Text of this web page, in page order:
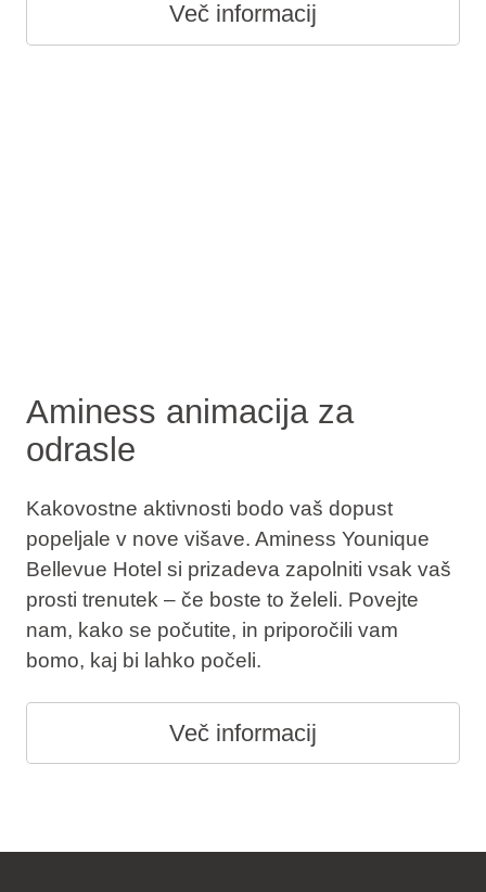
Več informacij
Aminess animacija za
odrasle
Kakovostne aktivnosti bodo vaš dopust
popeljale v nove višave. Aminess Younique
Bellevue Hotel si prizadeva zapolniti vsak vaš
prosti trenutek – če boste to želeli. Povejte
nam, kako se počutite, in priporočili vam
bomo, kaj bi lahko počeli.
Več informacij